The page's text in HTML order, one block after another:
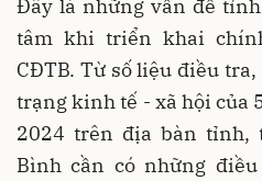
Đây là những vấn đề
tâm khi triển khai
CĐTB. Từ số liệu điều
trạng kinh tế - xã hội của
2024 trên địa bàn tỉnh,
Bình cần có những